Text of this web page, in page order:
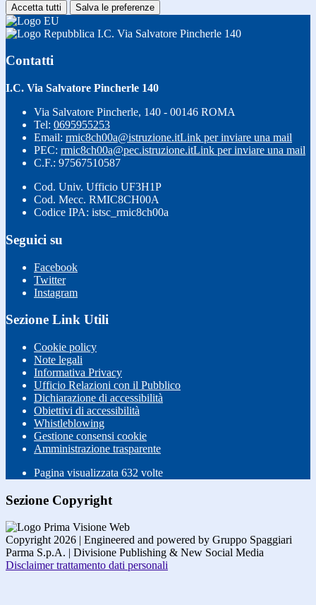
Accetta tutti Salva le preferenze
I.C. Via Salvatore Pincherle 140
Contatti
I.C. Via Salvatore Pincherle 140
Via Salvatore Pincherle, 140 - 00146 ROMA
Tel: 0695955253
Email: rmic8ch00a@istruzione.itLink per inviare una mail
PEC: rmic8ch00a@pec.istruzione.itLink per inviare una mail
C.F.: 97567510587
Cod. Univ. Ufficio UF3H1P
Cod. Mecc. RMIC8CH00A
Codice IPA: istsc_rmic8ch00a
Seguici su
Facebook
Twitter
Instagram
Sezione Link Utili
Cookie policy
Note legali
Informativa Privacy
Ufficio Relazioni con il Pubblico
Dichiarazione di accessibilità
Obiettivi di accessibilità
Whistleblowing
Gestione consensi cookie
Amministrazione trasparente
Pagina visualizzata 632 volte
Sezione Copyright
Copyright 2026 | Engineered and powered by Gruppo Spaggiari
Parma S.p.A. | Divisione Publishing & New Social Media
Disclaimer trattamento dati personali